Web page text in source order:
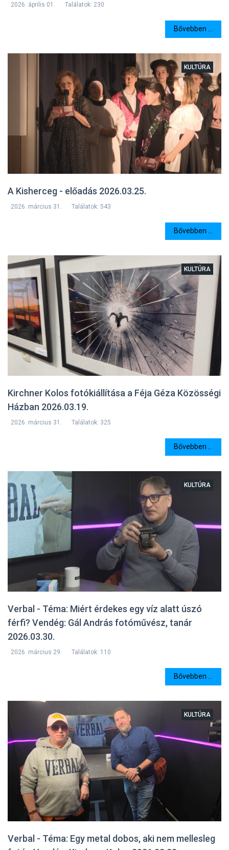
2026. április 01. Találatok: 230
Bővebben ...
A Kisherceg - előadás 2026.03.25.
KULTÚRA
2026. március 31. Találatok: 543
Bővebben ...
Kirchner Kolos fotókiállítása a Féja Géza Közösségi
Házban 2026.03.19.
KULTÚRA
2026. március 31. Találatok: 325
Bővebben ...
Verbal - Téma: Miért érdekes egy víz alatt úszó
férfi? Vendég: Gál András fotóművész, tanár
2026.03.30.
KULTÚRA
2026. március 29. Találatok: 110
Bővebben ...
Verbal - Téma: Egy metal dobos, aki nem mellesleg
KULTÚRA